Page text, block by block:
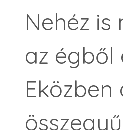
Nehéz
az égből